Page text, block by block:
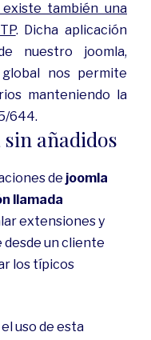
existe también una
. Dicha aplicación
nuestro joomla,
nos permite
manteniendo la
644.
añadidos
de joomla
llamada
extensiones y
un cliente
los típicos
uso de esta